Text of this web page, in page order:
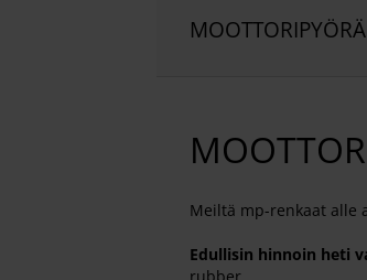
Meiltä mp-renkaat alle
Edullisin hinnoin heti